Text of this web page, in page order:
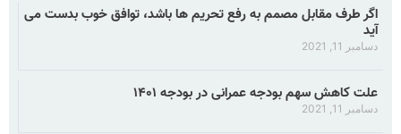
اگر طرف مقابل مصمم به رفع تحریم ها باشد، توافق خوب بدست می
آید
دسامبر 11, 2021
علت کاهش سهم بودجه عمرانی در بودجه ۱۴۰۱
دسامبر 11, 2021